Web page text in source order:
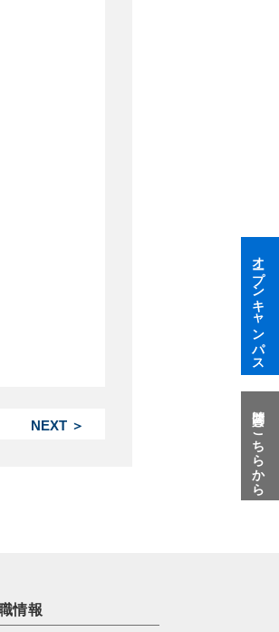
NEXT ＞
情報
オープンキャンパス
質問はこちらから